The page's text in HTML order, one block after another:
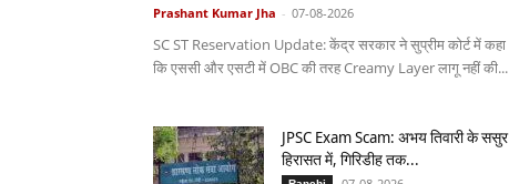
Prashant Kumar Jha - 07-08-2026
SC ST Reservation Update: केंद्र सरकार ने सुप्रीम कोर्ट में कहा
कि एससी और एसटी में OBC की तरह Creamy Layer लागू नहीं की...
JPSC Exam Scam: अभय तिवारी के ससुर
हिरासत में, गिरिडीह तक...